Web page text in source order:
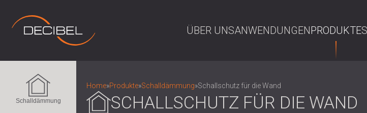
ÜBER UNSANWENDUNGENPRODUKTE
Schalldämmung
Home»Produkte»Schalldämmung»Schallschutz für die Wand
SCHALLSCHUTZ FÜR DIE WAND